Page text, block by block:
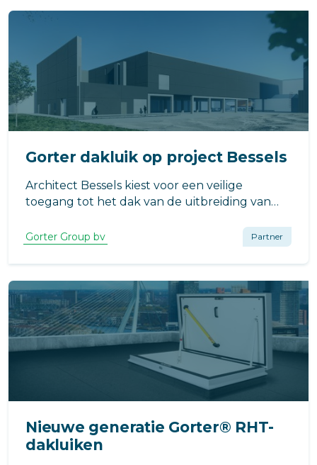
Gorter dakluik op project Bessels
Architect Bessels kiest voor een veilige
toegang tot het dak van de uitbreiding van
dakluik van Gorter. Waarom? Het dakluik
draagt bij aan een energiezuinig pand en biedt
een compleet veilige toegang tot het dak.
Gorter Group bv Partner
Nieuwe generatie Gorter® RHT-
dakluiken